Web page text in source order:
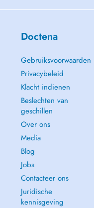
Doctena
Gebruiksvoorwaarden
Privacybeleid
Klacht indienen
Beslechten van
geschillen
Over ons
Media
Blog
Jobs
Contacteer ons
Juridische
kennisgeving